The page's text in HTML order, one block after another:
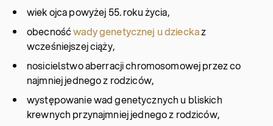
wiek ojca powyżej 55. roku życia,
obecnośćwady genetycznej u dzieckaz
wcześniejszej ciąży,
nosicielstwo aberracji chromosomowej przez co
najmniej jednego z rodziców,
występowanie wad genetycznych u bliskich
krewnych przynajmniej jednego z rodziców,